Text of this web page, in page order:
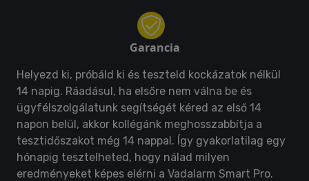
Garancia
Helyezd ki, próbáld ki és teszteld kockázatok nélkül
14 napig. Ráadásul, ha elsőre nem válna be és
ügyfélszolgálatunk segítségét kéred az első 14
napon belül, akkor kollégánk meghosszabbítja a
tesztidőszakot még 14 nappal. Így gyakorlatilag egy
hónapig tesztelheted, hogy nálad milyen
eredményeket képes elérni a Vadalarm Smart Pro.